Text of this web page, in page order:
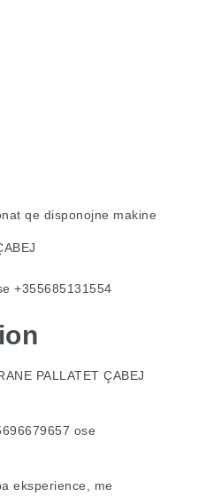
qe disponojne makine
+355685131554
PALLATET ÇABEJ
ose
eksperience, me